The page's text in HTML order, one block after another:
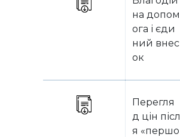
на допом
ога і єди
ний внес
ок
Перегля
д цін післ
я «першо